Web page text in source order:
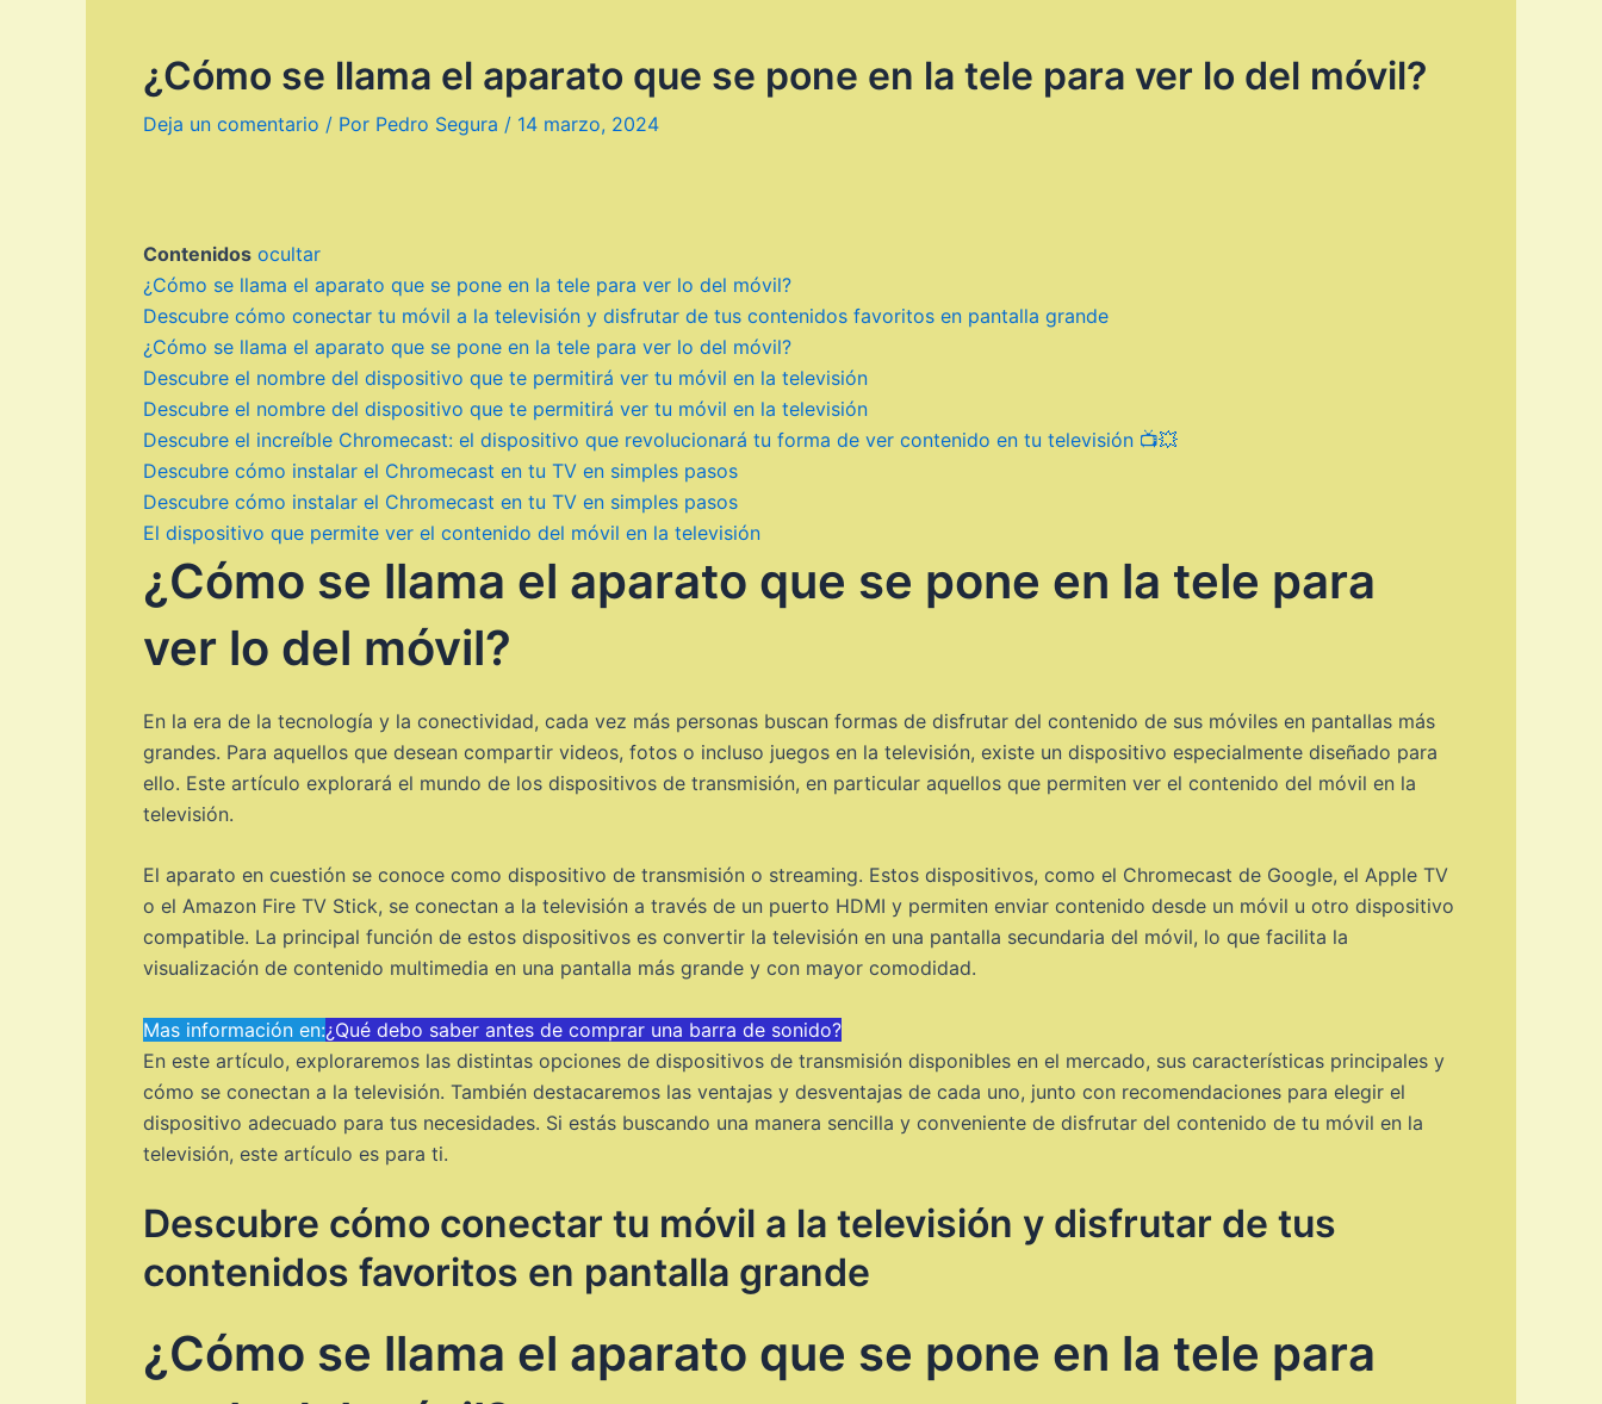
¿Cómo se llama el aparato que se pone en la tele para ver lo del móvil?
Deja un comentario / Por Pedro Segura / 14 marzo, 2024
Contenidos ocultar
¿Cómo se llama el aparato que se pone en la tele para ver lo del móvil?
Descubre cómo conectar tu móvil a la televisión y disfrutar de tus contenidos favoritos en pantalla grande
¿Cómo se llama el aparato que se pone en la tele para ver lo del móvil?
Descubre el nombre del dispositivo que te permitirá ver tu móvil en la televisión
Descubre el nombre del dispositivo que te permitirá ver tu móvil en la televisión
Descubre el increíble Chromecast: el dispositivo que revolucionará tu forma de ver contenido en tu televisión 📺💥
Descubre cómo instalar el Chromecast en tu TV en simples pasos
Descubre cómo instalar el Chromecast en tu TV en simples pasos
El dispositivo que permite ver el contenido del móvil en la televisión
¿Cómo se llama el aparato que se pone en la tele para
ver lo del móvil?
En la era de la tecnología y la conectividad, cada vez más personas buscan formas de disfrutar del contenido de sus móviles en pantallas más
grandes. Para aquellos que desean compartir videos, fotos o incluso juegos en la televisión, existe un dispositivo especialmente diseñado para
ello. Este artículo explorará el mundo de los dispositivos de transmisión, en particular aquellos que permiten ver el contenido del móvil en la
televisión.
El aparato en cuestión se conoce como dispositivo de transmisión o streaming. Estos dispositivos, como el Chromecast de Google, el Apple TV
o el Amazon Fire TV Stick, se conectan a la televisión a través de un puerto HDMI y permiten enviar contenido desde un móvil u otro dispositivo
compatible. La principal función de estos dispositivos es convertir la televisión en una pantalla secundaria del móvil, lo que facilita la
visualización de contenido multimedia en una pantalla más grande y con mayor comodidad.
Mas información en:¿Qué debo saber antes de comprar una barra de sonido?
En este artículo, exploraremos las distintas opciones de dispositivos de transmisión disponibles en el mercado, sus características principales y
cómo se conectan a la televisión. También destacaremos las ventajas y desventajas de cada uno, junto con recomendaciones para elegir el
dispositivo adecuado para tus necesidades. Si estás buscando una manera sencilla y conveniente de disfrutar del contenido de tu móvil en la
televisión, este artículo es para ti.
Descubre cómo conectar tu móvil a la televisión y disfrutar de tus
contenidos favoritos en pantalla grande
¿Cómo se llama el aparato que se pone en la tele para